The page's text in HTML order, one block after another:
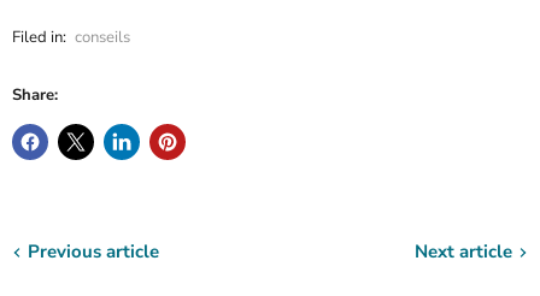
Filed in: conseils
Share:
Previous article Next article